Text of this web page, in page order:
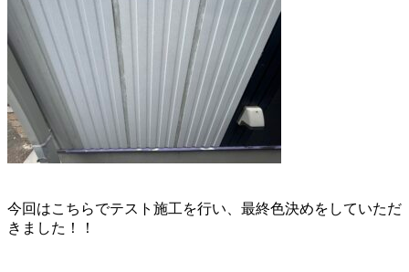
今回はこちらでテスト施工を行い、最終色決めをしていただ
きました！！